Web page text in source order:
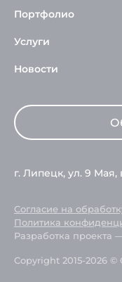
Портфолио
Услуги
Новости
г. Липецк, ул. 9 Мая,
Согласие на
Политика
Разработка проекта
Copyright 2015-2026